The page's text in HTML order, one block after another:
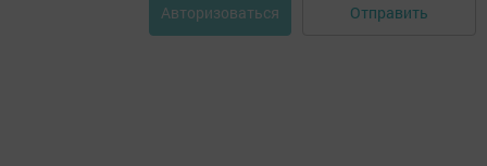
Авторизоваться Отправить